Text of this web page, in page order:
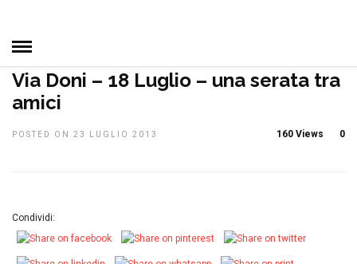
MANIFESTAZIONI
Via Doni – 18 Luglio – una serata tra
amici
POSTED ON 23 LUGLIO 2013 0
160 Views
Condividi: